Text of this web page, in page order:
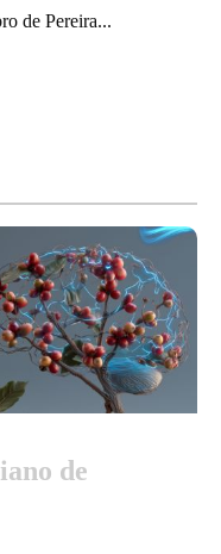
de Pereira...
de